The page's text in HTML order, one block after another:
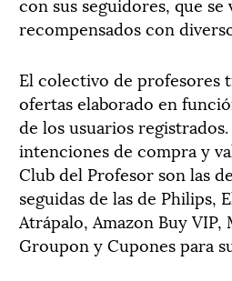
recompensados con
El colectivo de profesores
ofertas elaborado en
de los usuarios
intenciones de compra y
Club del Profesor son las
seguidas de las de Philips,
Atrápalo, Amazon Buy VIP,
Groupon y Cupones para